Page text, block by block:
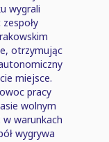
wygrali
otrzymując
miejsce.
pracy
wolnym
warunkach
wygrywa